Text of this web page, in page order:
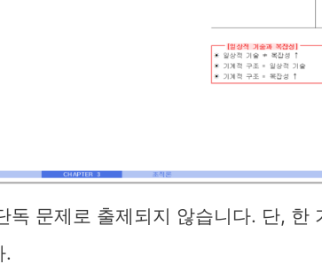
독 문제로 출제되지 않습니다. 단, 한
.